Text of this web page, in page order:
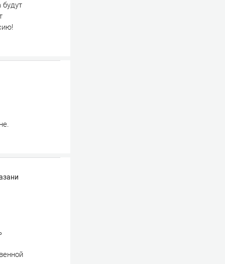
будут